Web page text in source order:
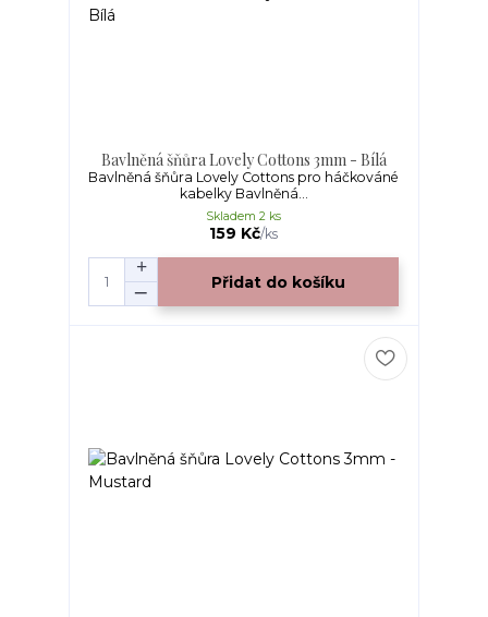
Bavlněná šňůra Lovely Cottons 3mm - Bílá
Bavlněná šňůra Lovely Cottons pro háčkováné
kabelky Bavlněná...
159 Kč/ks
Skladem 2 ks
Přidat do košíku